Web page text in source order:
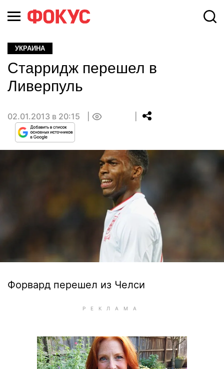
УКРАИНА
Старридж перешел в
Ливерпуль
02.01.2013 в 20:15
Форвард перешел из Челси